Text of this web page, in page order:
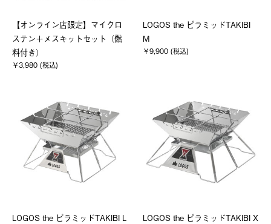
【オンライン店限定】マイクロ
ステン＋メスキットセット（燃
料付き）
￥3,980 (税込)
LOGOS the ピラミッドTAKIBI
M
￥9,900 (税込)
LOGOS the ピラミッドTAKIBI L
LOGOS the ピラミッドTAKIBI X